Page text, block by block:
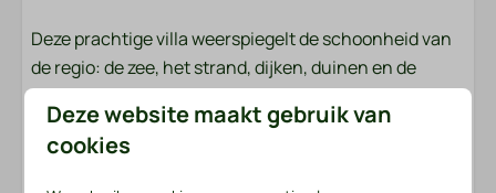
Waterkoker: Elektrische waterkoker
Magnetron: Magnetron
Oven: Heteluchtoven
Koelkast: Zonder vriesvak
Deze prachtige villa weerspiegelt de schoonheid van
de regio: de zee, het strand, dijken, duinen en de
beroemde tulpenvelden van de Kop van Noord-
Holland zijn terug te vinden in de unieke sfeer van het
huis. Dit is de ideale plek om met uw gezelschap te
Deze website maakt gebruik van
cookies